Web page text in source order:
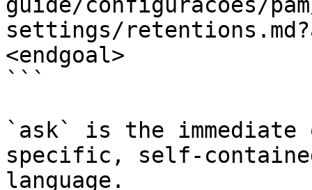
settings/
<endgoal>
```
`ask` is the
specific, self-
language.